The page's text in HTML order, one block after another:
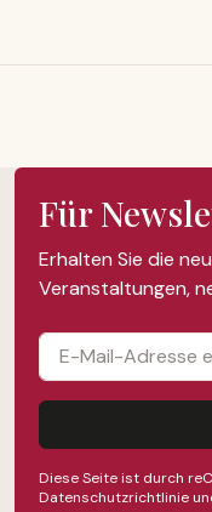
Für
Erhalten Sie die
Veranstaltungen,
Diese Seite ist durch
Datenschutzrichtlinie